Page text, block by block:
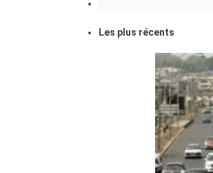
Les plus récents